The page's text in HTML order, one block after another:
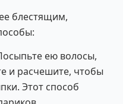
блестящим,
ею волосы,
и расчешите, чтобы
Этот способ